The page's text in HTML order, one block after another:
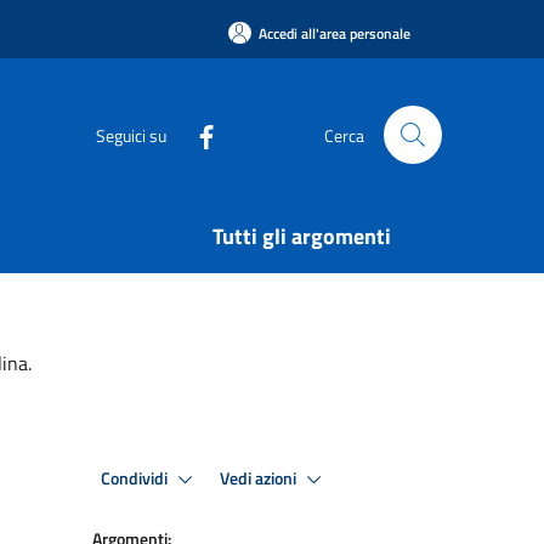
Accedi all'area personale
Seguici su Cerca
Tutti gli argomenti
Condividi Vedi azioni
Argomenti: